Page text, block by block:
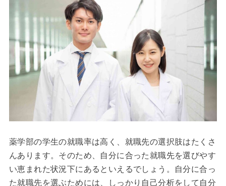
薬学部の学生の就職率は高く、就職先の選択肢はたくさ
んあります。そのため、自分に合った就職先を選びやす
い恵まれた状況下にあるといえるでしょう。自分に合っ
た就職先を選ぶためには、しっかり自己分析をして自分